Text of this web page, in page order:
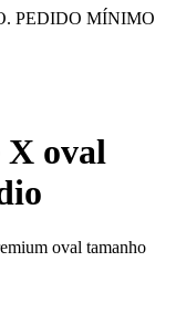
PEDIDO MÍNIMO
X oval
oval tamanho